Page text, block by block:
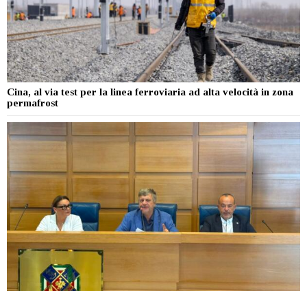
Cina, al via test per la linea ferroviaria ad alta velocità in zona
permafrost